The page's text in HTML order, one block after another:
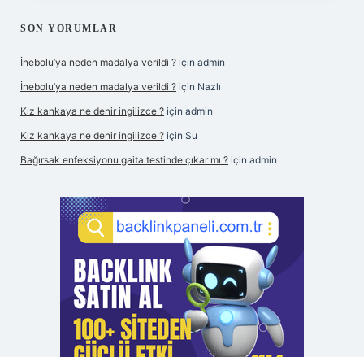
SON YORUMLAR
İnebolu’ya neden madalya verildi ? için admin
İnebolu’ya neden madalya verildi ? için Nazlı
Kız kankaya ne denir ingilizce ? için admin
Kız kankaya ne denir ingilizce ? için Su
Bağırsak enfeksiyonu gaita testinde çıkar mı ? için admin